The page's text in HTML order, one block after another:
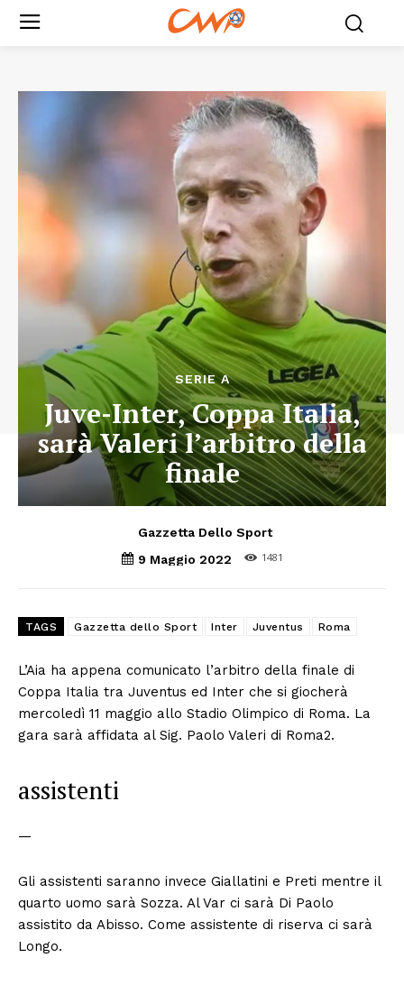
SERIE A
Juve-Inter, Coppa Italia,
sarà Valeri l’arbitro della
finale
Gazzetta Dello Sport
9 Maggio 2022
1481
TAGS Gazzetta dello Sport Inter Juventus Roma
L’Aia ha appena comunicato l’arbitro della finale di
Coppa Italia tra Juventus ed Inter che si giocherà
mercoledì 11 maggio allo Stadio Olimpico di Roma. La
gara sarà affidata al Sig. Paolo Valeri di Roma2.
assistenti
—
Gli assistenti saranno invece Giallatini e Preti mentre il
quarto uomo sarà Sozza. Al Var ci sarà Di Paolo
assistito da Abisso. Come assistente di riserva ci sarà
Longo.